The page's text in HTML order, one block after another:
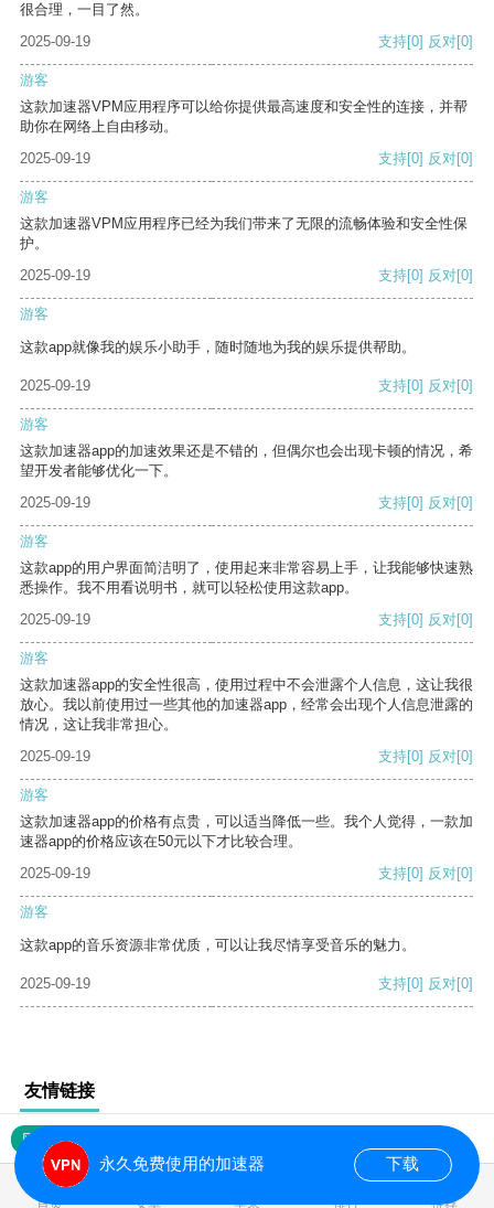
很合理，一目了然。
2025-09-19
支持[0] 反对[0]
游客
这款加速器VPM应用程序可以给你提供最高速度和安全性的连接，并帮
助你在网络上自由移动。
2025-09-19
支持[0] 反对[0]
游客
这款加速器VPM应用程序已经为我们带来了无限的流畅体验和安全性保
护。
2025-09-19
支持[0] 反对[0]
游客
这款app就像我的娱乐小助手，随时随地为我的娱乐提供帮助。
2025-09-19 支持[0] 反对[0]
游客
这款加速器app的加速效果还是不错的，但偶尔也会出现卡顿的情况，希
望开发者能够优化一下。
2025-09-19
支持[0] 反对[0]
游客
这款app的用户界面简洁明了，使用起来非常容易上手，让我能够快速熟
悉操作。我不用看说明书，就可以轻松使用这款app。
2025-09-19
支持[0] 反对[0]
游客
这款加速器app的安全性很高，使用过程中不会泄露个人信息，这让我很
放心。我以前使用过一些其他的加速器app，经常会出现个人信息泄露的
情况，这让我非常担心。
2025-09-19
支持[0] 反对[0]
游客
这款加速器app的价格有点贵，可以适当降低一些。我个人觉得，一款加
速器app的价格应该在50元以下才比较合理。
2025-09-19
支持[0] 反对[0]
游客
这款app的音乐资源非常优质，可以让我尽情享受音乐的魅力。
2025-09-19 支持[0] 反对[0]
友情链接
网站地图
首页 安卓 苹果 排行 推荐
永久免费使用的加速器 下载
0.020747s